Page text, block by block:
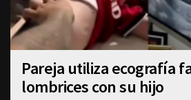
Pareja utiliza ecografía
lombrices con su hijo